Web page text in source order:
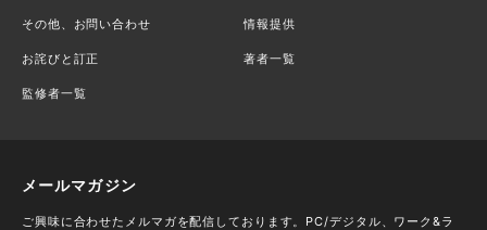
その他、お問い合わせ 情報提供
お詫びと訂正 著者一覧
監修者一覧
メールマガジン
ご興味に合わせたメルマガを配信しております。PC/デジタル、ワーク&ラ